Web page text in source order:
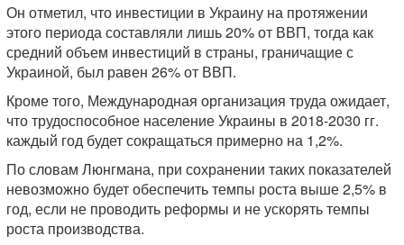
Он отметил, что инвестиции в Украину на протяжении
этого периода составляли лишь 20% от ВВП, тогда как
средний объем инвестиций в страны, граничащие с
Украиной, был равен 26% от ВВП.
Кроме того, Международная организация труда ожидает,
что трудоспособное население Украины в 2018-2030 гг.
каждый год будет сокращаться примерно на 1,2%.
По словам Люнгмана, при сохранении таких показателей
невозможно будет обеспечить темпы роста выше 2,5% в
год, если не проводить реформы и не ускорять темпы
роста производства.